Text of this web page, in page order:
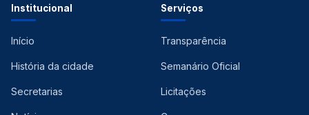
Institucional
Início
História da cidade
Secretarias
Serviços
Transparência
Semanário Oficial
Licitações